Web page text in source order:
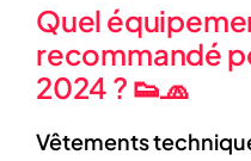
Quel
recommandé
2024 ? 👟🧢
Vêtements